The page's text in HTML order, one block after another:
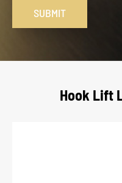
SUBMIT
Hook Lift